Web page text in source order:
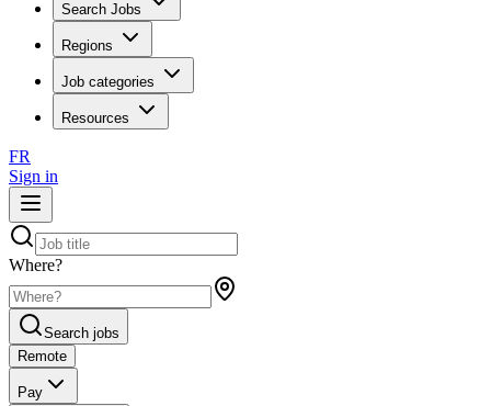
Search Jobs
Regions
Job categories
Resources
FR
Sign in
Where?
Search jobs
Remote
Pay